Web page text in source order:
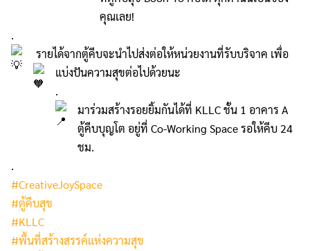
คุณเลย!
.
รายได้จากตู้คีบจะนำไปส่งต่อให้หน่วยงานที่รับบริจาค เพื่อ
แบ่งปันความสุขต่อไปด้วยนะ
.
มาร่วมสร้างรอยยิ้มกันได้ที่ KLLC ชั้น 1 อาคาร A
ตู้คีบบุญโต อยู่ที่ Co-Working Space รอให้คีบ 24
ชม.
.
#CreativeJoySpace
#ตู้คีบสุข
#KLLC
#พื้นที่สร้างสรรค์แห่งความสุข